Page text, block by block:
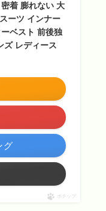
着 膨れない 大
ーツ インナー
ベスト 前後独
ズ レディース
グ
ポチップ